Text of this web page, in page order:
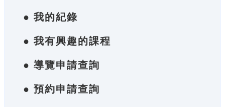
● 我的紀錄
● 我有興趣的課程
● 導覽申請查詢
● 預約申請查詢